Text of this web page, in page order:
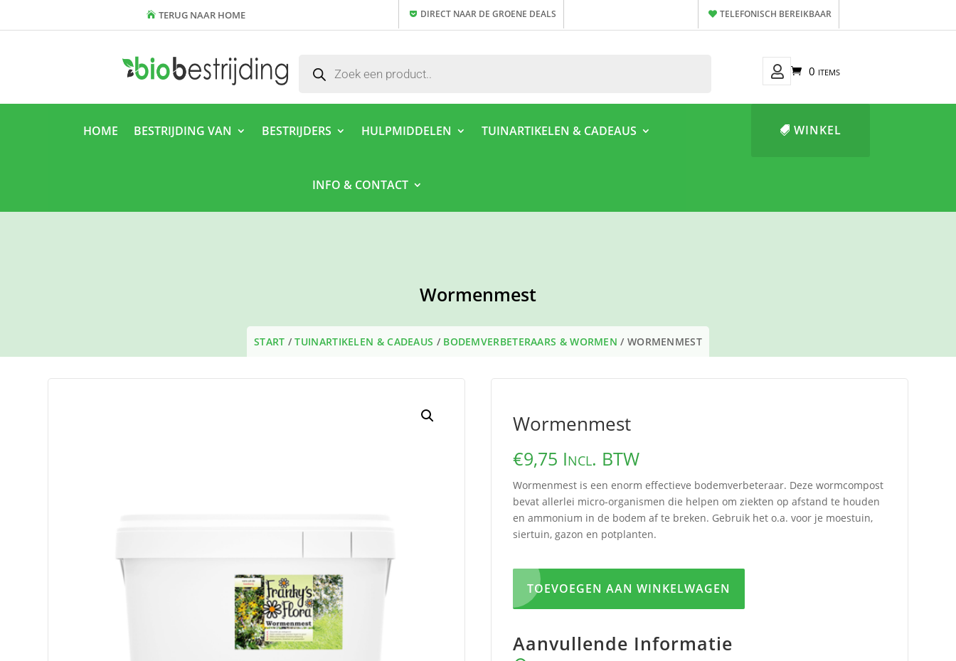
TERUG NAAR HOME DIRECT NAAR DE GROENE DEALS TELEFONISCH BEREIKBAAR
zoeken
Mijn
0 items
HOME BESTRIJDING VAN BESTRIJDERS HULPMIDDELEN TUINARTIKELEN & CADEAUS
INFO & CONTACT
WINKEL
Wormenmest
START /TUINARTIKELEN & CADEAUS / BODEMVERBETERAARS & WORMEN / WORMENMEST
Wormenmest
€9,75 Incl. BTW
Wormenmest is een enorm effectieve bodemverbeteraar. Deze wormcompost
bevat allerlei micro-organismen die helpen om ziekten op afstand te houden
en ammonium in de bodem af te breken. Gebruik het o.a. voor je moestuin,
siertuin, gazon en potplanten.
TOEVOEGEN AAN WINKELWAGEN
Aanvullende Informatie